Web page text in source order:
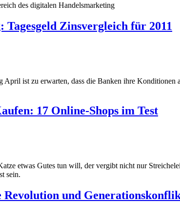
des digitalen Handelsmarketing
Tagesgeld Zinsvergleich für 2011
ist zu erwarten, dass die Banken ihre Konditionen
17 Online-Shops im Test
etwas Gutes tun will, der vergibt nicht nur
sein.
Revolution und